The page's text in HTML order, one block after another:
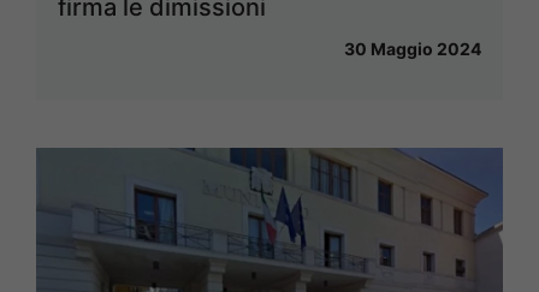
firma le dimissioni
30 Maggio 2024